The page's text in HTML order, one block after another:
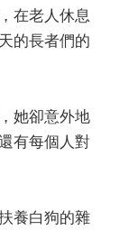
在老人休息
的長者們的
她卻意外地
有每個人對
養白狗的雜